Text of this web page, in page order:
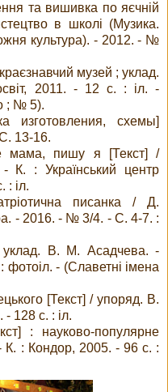
та вишивка по яєчній
в школі (Музика.
культура). - 2012. - №
музей ; уклад.
2011. - 12 с. : іл. -
; № 5).
изготовления, схемы]
13-16.
мама, пишу я [Текст] /
К. : Український центр
: іл.
писанка / Д.
- 2016. - № 3/4. - С. 4-7. :
уклад. В. М. Асадчева. -
- (Славетні імена
[Текст] / упоряд. В.
128 с. : іл.
: науково-популярне
К. : Кондор, 2005. - 96 с. :